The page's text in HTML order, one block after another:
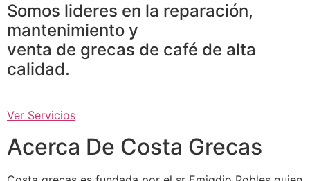
Somos lideres en la reparación,
mantenimiento y
venta de grecas de café de alta
calidad.
Ver Servicios
Acerca De Costa Grecas